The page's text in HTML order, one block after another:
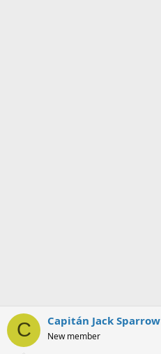
C Capitán Jack Sparrow
New member